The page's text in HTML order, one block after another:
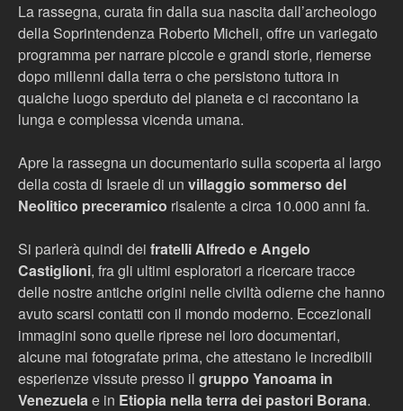
La rassegna, curata fin dalla sua nascita dall’archeologo
della Soprintendenza Roberto Micheli, offre un variegato
programma per narrare piccole e grandi storie, riemerse
dopo millenni dalla terra o che persistono tuttora in
qualche luogo sperduto del pianeta e ci raccontano la
lunga e complessa vicenda umana.
Apre la rassegna un documentario sulla scoperta al largo
della costa di Israele di un villaggio sommerso del
Neolitico preceramico risalente a circa 10.000 anni fa.
Si parlerà quindi dei fratelli Alfredo e Angelo
Castiglioni, fra gli ultimi esploratori a ricercare tracce
delle nostre antiche origini nelle civiltà odierne che hanno
avuto scarsi contatti con il mondo moderno. Eccezionali
immagini sono quelle riprese nei loro documentari,
alcune mai fotografate prima, che attestano le incredibili
esperienze vissute presso il gruppo Yanoama in
Venezuelae in Etiopia nella terra dei pastori Borana.